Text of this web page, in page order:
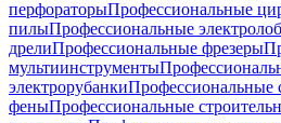
перфораторыПрофессиональные
пилыПрофессиональные
дрелиПрофессиональные фрезеры
мультиинструменты
электрорубанкиПрофессиональные
феныПрофессиональные